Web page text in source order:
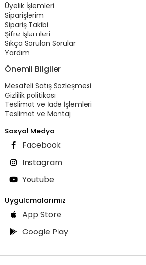
Üyelik İşlemleri
Siparişlerim
Sipariş Takibi
Şifre İşlemleri
Sıkça Sorulan Sorular
Yardım
Önemli Bilgiler
Mesafeli Satış Sözleşmesi
Gizlilik politikası
Teslimat ve İade İşlemleri
Teslimat ve Montaj
Sosyal Medya
Facebook
Instagram
Youtube
Uygulamalarımız
App Store
Google Play